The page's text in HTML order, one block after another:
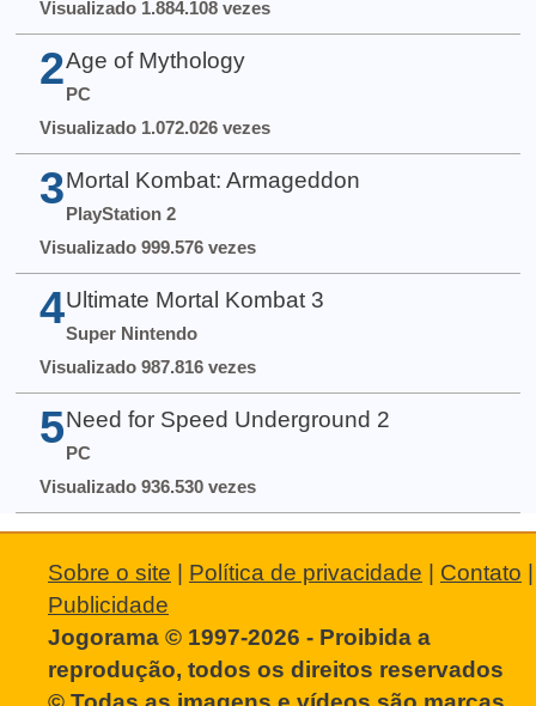
Visualizado 1.884.108 vezes
2 Age of Mythology
PC
Visualizado 1.072.026 vezes
3 Mortal Kombat: Armageddon
PlayStation 2
Visualizado 999.576 vezes
4 Ultimate Mortal Kombat 3
Super Nintendo
Visualizado 987.816 vezes
5 Need for Speed Underground 2
PC
Visualizado 936.530 vezes
Sobre o site Política de privacidade Contato
Publicidade
Jogorama © 1997-2026 - Proibida a
reprodução, todos os direitos reservados